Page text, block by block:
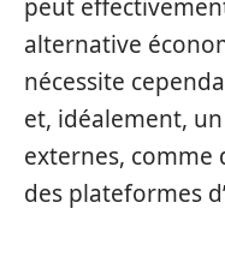
peut
alternative
nécessite
et, idéalement,
externes, comme
des plateformes